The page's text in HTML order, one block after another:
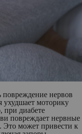
повреждение нервов
моторику
при диабете
повреждает нервные
Это может привести к